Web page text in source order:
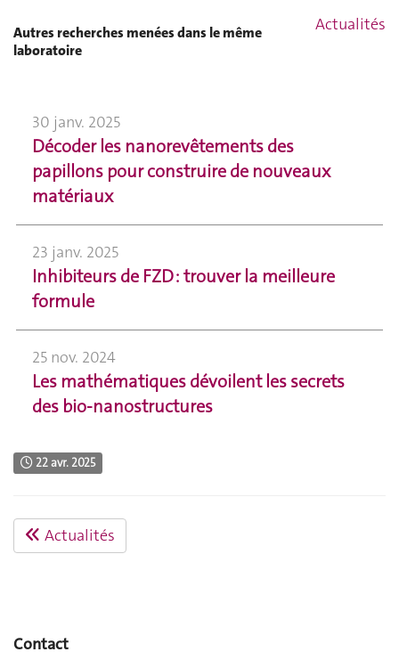
Autres recherches menées dans le même
laboratoire
Actualités
30 janv. 2025
Décoder les nanorevêtements des
papillons pour construire de nouveaux
matériaux
23 janv. 2025
Inhibiteurs de FZD : trouver la meilleure
formule
25 nov. 2024
Les mathématiques dévoilent les secrets
des bio-nanostructures
22 avr. 2025
Actualités
Contact